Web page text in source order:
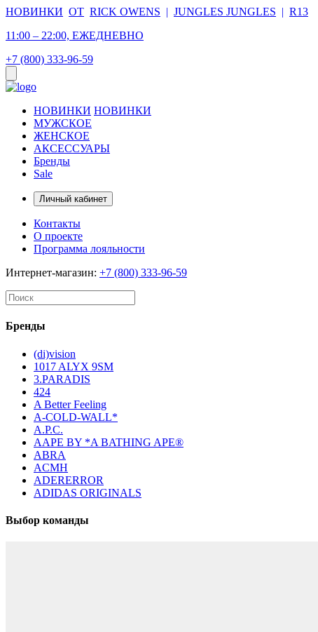
НОВИНКИ ОТ RICK OWENS | JUNGLES JUNGLES | R13
11:00 – 22:00, ЕЖЕДНЕВНО
+7 (800) 333-96-59
НОВИНКИ НОВИНКИ
МУЖСКОЕ
ЖЕНСКОЕ
АКСЕССУАРЫ
Бренды
Sale
Личный кабинет
Контакты
О проекте
Программа лояльности
Интернет-магазин: +7 (800) 333-96-59
Бренды
(di)vision
1017 ALYX 9SM
3.PARADIS
424
A Better Feeling
A-COLD-WALL*
A.P.C.
AAPE BY *A BATHING APE®
ABRA
ACMH
ADERERROR
ADIDAS ORIGINALS
Выбор команды